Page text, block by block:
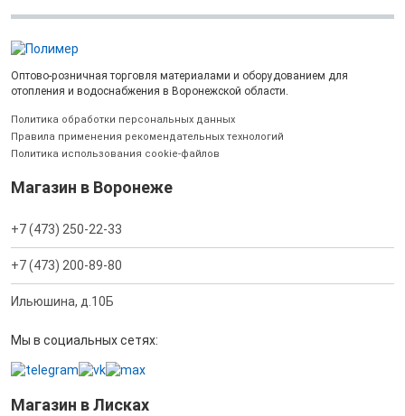
Оптово-розничная торговля материалами и оборудованием для
отопления и водоснабжения в Воронежской области.
Политика обработки персональных данных
Правила применения рекомендательных технологий
Политика использования cookie-файлов
Магазин в Воронеже
+7 (473) 250-22-33
+7 (473) 200-89-80
Ильюшина, д.10Б
Мы в социальных сетях:
Магазин в Лисках